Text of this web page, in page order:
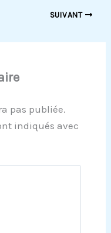
SUIVANT
pas publiée.
indiqués avec